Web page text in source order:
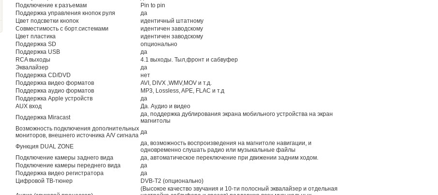
Подключение к разъемам
Pin to pin
Поддержка управления кнопок руля
да
Цвет подсветки кнопок
идентичный штатному
Совместимость с борт.системами
идентичен заводскому
Цвет пластика
идентичен заводскому
Поддержка SD
опционально
Поддержка USB
да
RCA выходы
4.1 выходы. Тыл,фронт и сабвуфер
Эквалайзер
да
Поддержка CD/DVD
нет
Поддержка видео форматов
AVI, DIVX ,WMV,MOV и т.д.
Поддержка аудио форматов
MP3, Lossless, APE, FLAC и т.д
Поддержка Apple устройств
да
AUX вход
Да. Аудио и видео
Поддержка Miracast
да, поддержка дублирования экрана мобильного устройства на экран
магнитолы
Возможность подключения дополнительных
мониторов, внешнего источника A/V сигнала да
Функция DUAL ZONE
да, возможность воспроизведения на магнитоле навигации, и
одновременно слушать радио или музыкальные файлы
Подключение камеры заднего вида
да, автоматическое переключение при движении задним ходом.
Подключение камеры переднего вида
да
Поддержка видео регистратора
да
Цифровой ТВ-тюнер
DVB-T2 (опционально)
(Высокое качество звучания и 10-ти полосный эквалайзер и отдельная